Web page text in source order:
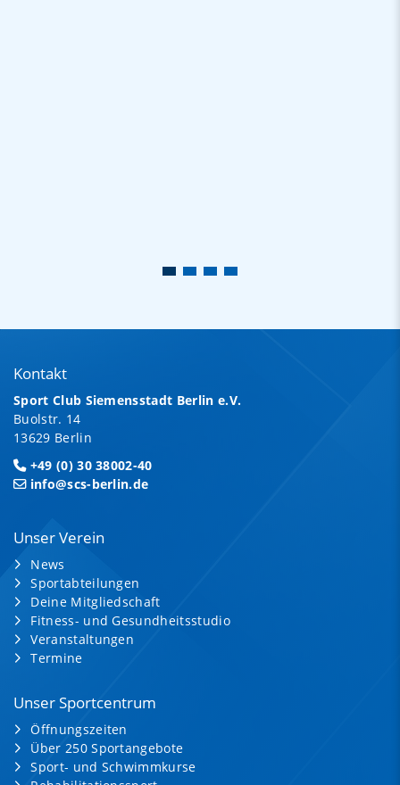
Kontakt
Sport Club Siemensstadt Berlin e.V.
Buolstr. 14
13629 Berlin
+49 (0) 30 38002-40
info@scs-berlin.de
Unser Verein
News
Sportabteilungen
Deine Mitgliedschaft
Fitness- und Gesundheitsstudio
Veranstaltungen
Termine
Unser Sportcentrum
Öffnungszeiten
Über 250 Sportangebote
Sport- und Schwimmkurse